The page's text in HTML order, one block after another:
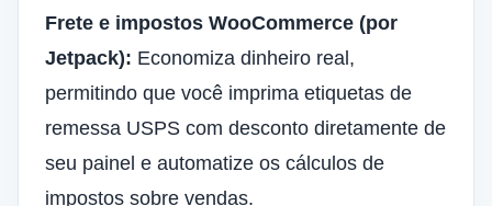
Frete e impostos WooCommerce (por
Jetpack): Economiza dinheiro real,
permitindo que você imprima etiquetas de
remessa USPS com desconto diretamente de
seu painel e automatize os cálculos de
impostos sobre vendas.